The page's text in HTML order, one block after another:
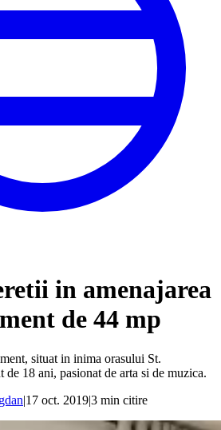
in amenajarea
de 44 mp
situat in inima orasului St.
de 18 ani, pasionat de arta si de muzica.
|17 oct. 2019|3 min citire